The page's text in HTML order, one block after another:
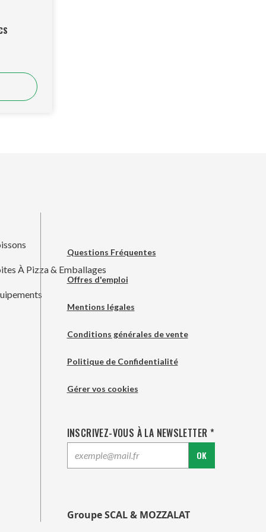
À Pizza & Emballages
Questions Fréquentes
Offres d'emploi
Mentions légales
Conditions générales de vente
Politique de Confidentialité
Gérer vos cookies
INSCRIVEZ-VOUS À LA NEWSLETTER *
OK
Groupe SCAL & MOZZALAT